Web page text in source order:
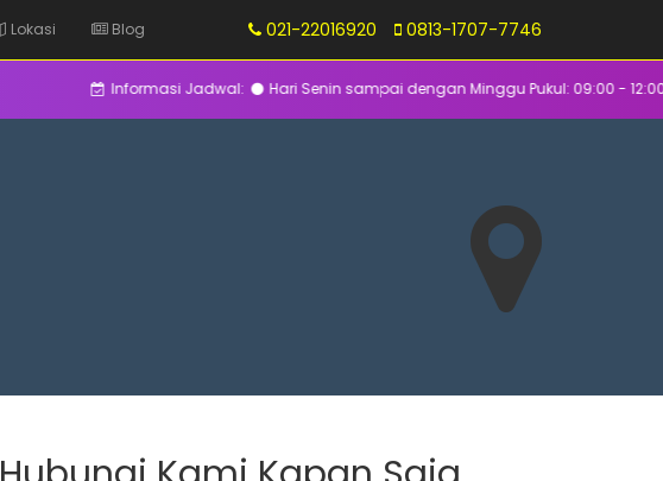
Lokasi Blog 021-22016920 0813-1707-7746
Informasi Jadwal: Hari Senin sampai dengan Minggu Pukul: 09:00 - 12:00 WIB